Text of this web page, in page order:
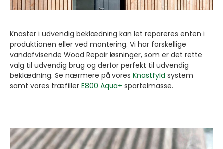
Knaster i udvendig beklædning kan let repareres enten i
produktionen eller ved montering. Vi har forskellige
vandafvisende Wood Repair løsninger, som er det rette
valg til udvendig brug og derfor perfekt til udvendig
beklædning. Se nærmere på vores Knastfyld system
samt vores træfiller E800 Aqua+ spartelmasse.